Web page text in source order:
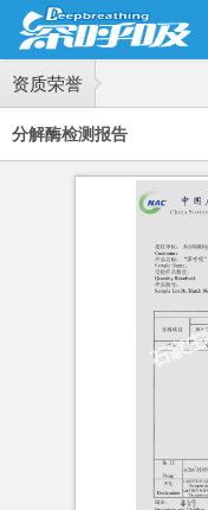
资质荣誉
分解酶检测报告